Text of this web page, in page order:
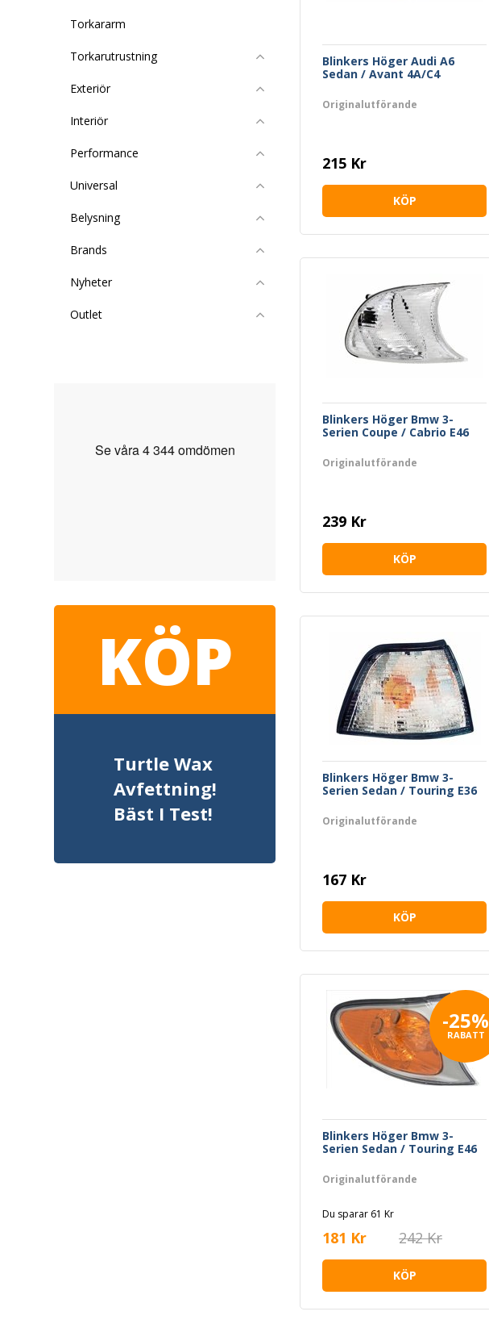
Torkararm
Torkarutrustning
Exteriör
Interiör
Performance
Universal
Belysning
Brands
Nyheter
Outlet
KÖP
Turtle Wax
Avfettning!
Bäst I Test!
Blinkers Höger Audi A6
Sedan / Avant 4A/C4
Originalutförande
215 Kr
KÖP
Blinkers Höger Bmw 3-
Serien Coupe / Cabrio E46
Originalutförande
239 Kr
KÖP
Blinkers Höger Bmw 3-
Serien Sedan / Touring E36
Originalutförande
167 Kr
KÖP
-25%
RABATT
Blinkers Höger Bmw 3-
Serien Sedan / Touring E46
Originalutförande
Du sparar 61 Kr
181 Kr 242 Kr
KÖP